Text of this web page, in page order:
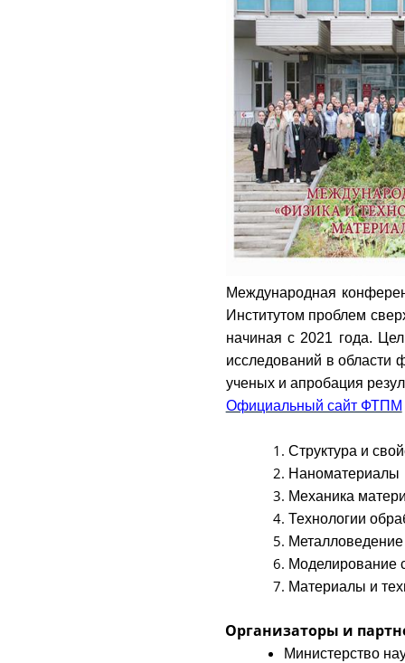
Международная
Институтом проблем
начиная с 2021 года.
исследований в области
ученых и апробация
Официальный сайт ФТПМ
Структура и
Наноматериалы
Механика
Технологии
Моделирование
Материалы и
Организаторы и
Министерство